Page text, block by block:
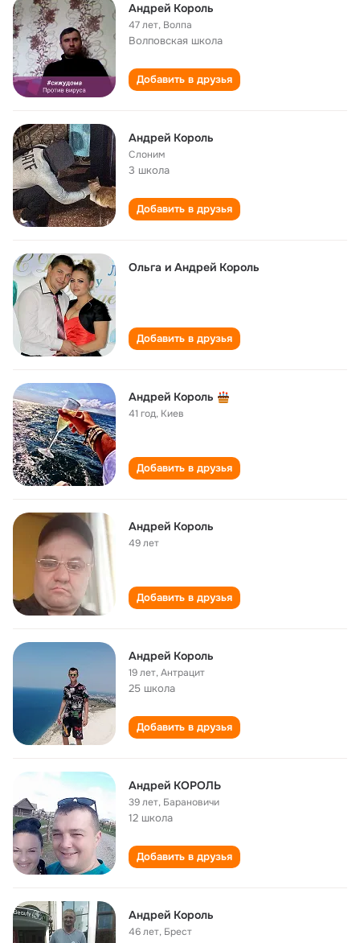
Андрей Король
47 лет, Волпа
Волповская школа
Добавить в друзья
Андрей Король
Слоним
3 школа
Добавить в друзья
Ольга и Андрей Король
Добавить в друзья
Андрей Король
41 год, Киев
Добавить в друзья
Андрей Король
49 лет
Добавить в друзья
Андрей Король
19 лет,Антрацит
25 школа
Добавить в друзья
Андрей КОРОЛЬ
39 лет, Барановичи
12 школа
Добавить в друзья
Андрей Король
46 лет, Брест